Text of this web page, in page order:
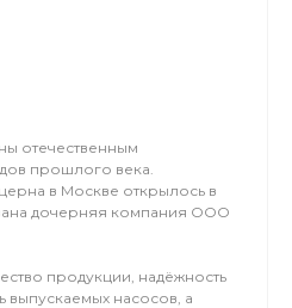
отечественным
прошлого века.
в Москве открылось в
дочерняя компания ООО
продукции, надёжность
выпускаемых насосов, а